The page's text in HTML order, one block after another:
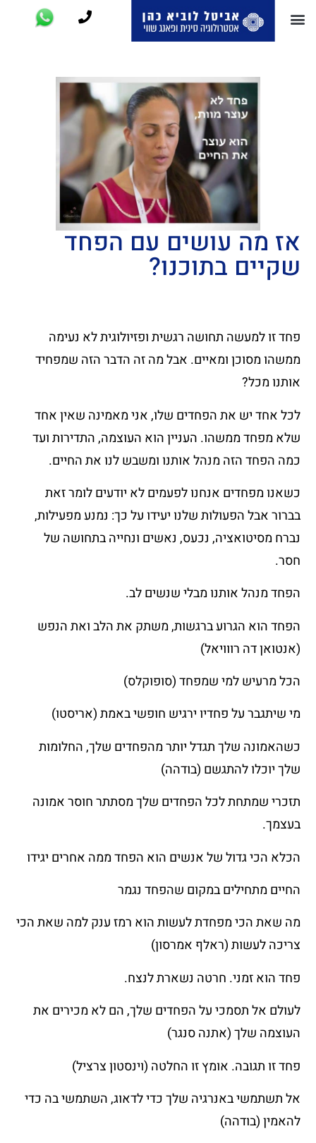
אז מה עושים עם הפחד
שקיים בתוכנו?
פחד זו למעשה תחושה רגשית ופזיולוגית לא נעימה
ממשהו מסוכן ומאיים. אבל מה זה הדבר הזה שמפחיד
אותנו מכל?
לכל אחד יש את הפחדים שלו, אני מאמינה שאין אחד
שלא מפחד ממשהו. העניין הוא העוצמה, התדירות ועד
כמה הפחד הזה מנהל אותנו ומשבש לנו את החיים.
כשאנו מפחדים אנחנו לפעמים לא יודעים לומר זאת
בברור אבל הפעולות שלנו יעידו על כך: נמנע מפעילות,
נברח מסיטואציה, נכעס, נאשים ונחייה בתחושה של
חסר.
הפחד מנהל אותנו מבלי שנשים לב.
הפחד הוא הגרוע ברגשות, משתק את הלב ואת הנפש
(אנטואן דה רווויאל)
הכל מרעיש למי שמפחד (סופוקלס)
מי שיתגבר על פחדיו ירגיש חופשי באמת (אריסטו)
כשהאמונה שלך תגדל יותר מהפחדים שלך, החלומות
שלך יוכלו להתגשם (בודהה)
תזכרי שמתחת לכל הפחדים שלך מסתתר חוסר אמונה
בעצמך.
הכלא הכי גדול של אנשים הוא הפחד ממה אחרים יגידו
החיים מתחילים במקום שהפחד נגמר
מה שאת הכי מפחדת לעשות הוא רמז ענק למה שאת הכי
צריכה לעשות (ראלף אמרסון)
פחד הוא זמני. חרטה נשארת לנצח.
לעולם אל תסמכי על הפחדים שלך, הם לא מכירים את
העוצמה שלך (אתנה סנגר)
פחד זו תגובה. אומץ זו החלטה (וינסטון צרציל)
אל תשתמשי באנרגיה שלך כדי לדאוג, השתמשי בה כדי
להאמין (בודהה)